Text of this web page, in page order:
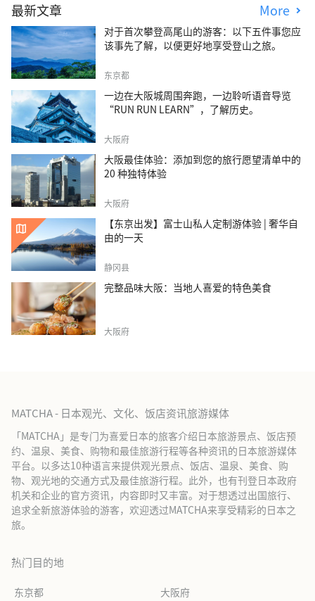
最新文章 More
对于首次攀登高尾山的游客：以下五件事您应
该事先了解，以便更好地享受登山之旅。
东京都
一边在大阪城周围奔跑，一边聆听语音导览
“RUN RUN LEARN”，了解历史。
大阪府
大阪最佳体验：添加到您的旅行愿望清单中的
20 种独特体验
大阪府
【东京出发】富士山私人定制游体验 | 奢华自
由的一天
静冈县
完整品味大阪：当地人喜爱的特色美食
大阪府
MATCHA - 日本观光、文化、饭店资讯旅游媒体
「MATCHA」是专门为喜爱日本的旅客介绍日本旅游景点、饭店预
约、温泉、美食、购物和最佳旅游行程等各种资讯的日本旅游媒体
平台。以多达10种语言来提供观光景点、饭店、温泉、美食、购
物、观光地的交通方式及最佳旅游行程。此外，也有刊登日本政府
机关和企业的官方资讯，内容即时又丰富。对于想透过出国旅行、
追求全新旅游体验的游客，欢迎透过MATCHA来享受精彩的日本之
旅。
热门目的地
东京都 大阪府